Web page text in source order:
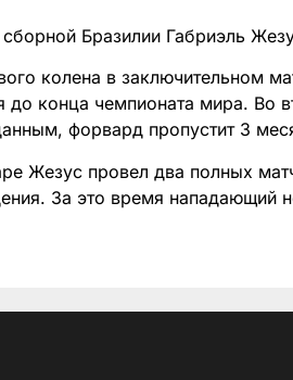
Бразилии Габриэль
колена в заключительном
конца чемпионата мира. Во
форвард пропустит 3
Жезус провел два полных
За это время нападающий